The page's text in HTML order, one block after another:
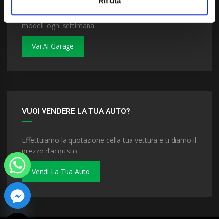
Dai un'occhiata al nostro garage. Troverai nuovi
modelli ogni settimana.
Vai Al Garage
VUOI VENDERE LA TUA AUTO?
Effettuiamo la quotazione della tua vettura e ti diamo il
prezzo d’acquisto.
Vendi La Tua Auto